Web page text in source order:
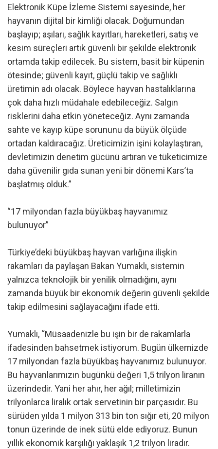
Elektronik Küpe İzleme Sistemi sayesinde, her
hayvanın dijital bir kimliği olacak. Doğumundan
başlayıp; aşıları, sağlık kayıtları, hareketleri, satış ve
kesim süreçleri artık güvenli bir şekilde elektronik
ortamda takip edilecek. Bu sistem, basit bir küpenin
ötesinde; güvenli kayıt, güçlü takip ve sağlıklı
üretimin adı olacak. Böylece hayvan hastalıklarına
çok daha hızlı müdahale edebileceğiz. Salgın
risklerini daha etkin yöneteceğiz. Aynı zamanda
sahte ve kayıp küpe sorununu da büyük ölçüde
ortadan kaldıracağız. Üreticimizin işini kolaylaştıran,
devletimizin denetim gücünü artıran ve tüketicimize
daha güvenilir gıda sunan yeni bir dönemi Kars’ta
başlatmış olduk.”
“17 milyondan fazla büyükbaş hayvanımız
bulunuyor”
Türkiye’deki büyükbaş hayvan varlığına ilişkin
rakamları da paylaşan Bakan Yumaklı, sistemin
yalnızca teknolojik bir yenilik olmadığını, aynı
zamanda büyük bir ekonomik değerin güvenli şekilde
takip edilmesini sağlayacağını ifade etti.
Yumaklı, “Müsaadenizle bu işin bir de rakamlarla
ifadesinden bahsetmek istiyorum. Bugün ülkemizde
17 milyondan fazla büyükbaş hayvanımız bulunuyor.
Bu hayvanlarımızın bugünkü değeri 1,5 trilyon liranın
üzerindedir. Yani her ahır, her ağıl; milletimizin
trilyonlarca liralık ortak servetinin bir parçasıdır. Bu
sürüden yılda 1 milyon 313 bin ton sığır eti, 20 milyon
tonun üzerinde de inek sütü elde ediyoruz. Bunun
yıllık ekonomik karşılığı yaklaşık 1,2 trilyon liradır.